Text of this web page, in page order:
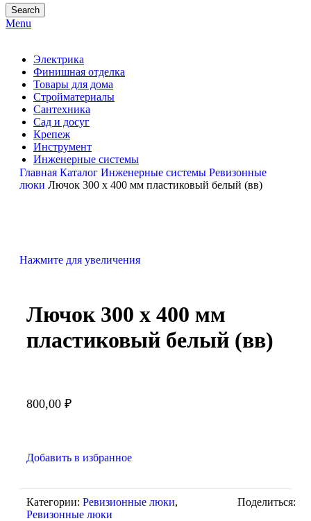
Search
Menu
Электрика
Финишная отделка
Товары для дома
Стройматериалы
Сантехника
Сад и досуг
Крепеж
Инструмент
Инженерные системы
Главная Каталог Инженерные системы Ревизонные
люки Лючок 300 х 400 мм пластиковый белый (вв)
Нажмите для увеличения
Лючок 300 х 400 мм
пластиковый белый (вв)
800,00 ₽
Добавить в избранное
Категории: Ревизионные люки,
Ревизонные люки
Поделиться: